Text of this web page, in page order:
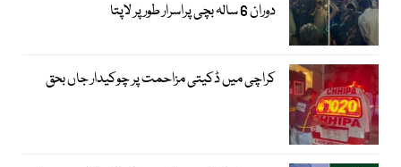
دوران 6 سالہ بچی پراسرار طور پر لاپتا
کراچی میں ڈکیتی مزاحمت پر چوکیدار جاں بحق